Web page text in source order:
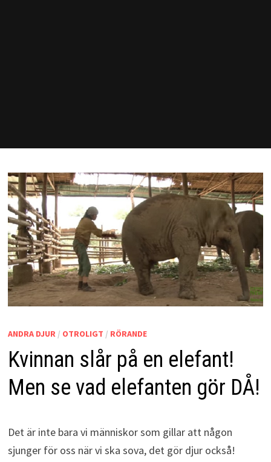
ANDRA DJUR/ OTROLIGT / RÖRANDE
Kvinnan slår på en elefant!
Men se vad elefanten gör DÅ!
Det är inte bara vi människor som gillar att någon
sjunger för oss när vi ska sova, det gör djur också!